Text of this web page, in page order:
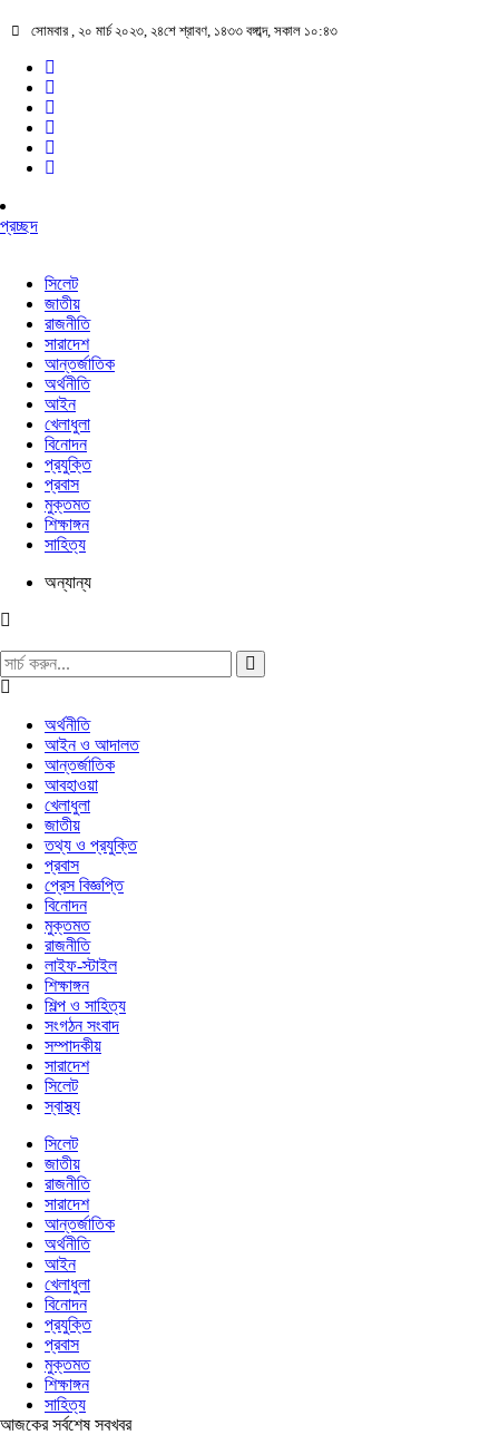
সোমবার , ২০ মার্চ ২০২৩, ২৪শে শ্রাবণ, ১৪৩৩ বঙ্গাব্দ, সকাল ১০:৪৩
প্রচ্ছদ
সিলেট
জাতীয়
রাজনীতি
সারাদেশ
আন্তর্জাতিক
অর্থনীতি
আইন
খেলাধুলা
বিনোদন
প্রযুক্তি
প্রবাস
মুক্তমত
শিক্ষাঙ্গন
সাহিত্য
অন্যান্য
অর্থনীতি
আইন ও আদালত
আন্তর্জাতিক
আবহাওয়া
খেলাধুলা
জাতীয়
তথ্য ও প্রযুক্তি
প্রবাস
প্রেস বিজ্ঞপ্তি
বিনোদন
মুক্তমত
রাজনীতি
লাইফ-স্টাইল
শিক্ষাঙ্গন
শিল্প ও সাহিত্য
সংগঠন সংবাদ
সম্পাদকীয়
সারাদেশ
সিলেট
স্বাস্থ্য
সিলেট
জাতীয়
রাজনীতি
সারাদেশ
আন্তর্জাতিক
অর্থনীতি
আইন
খেলাধুলা
বিনোদন
প্রযুক্তি
প্রবাস
মুক্তমত
শিক্ষাঙ্গন
সাহিত্য
আজকের সর্বশেষ সবখবর